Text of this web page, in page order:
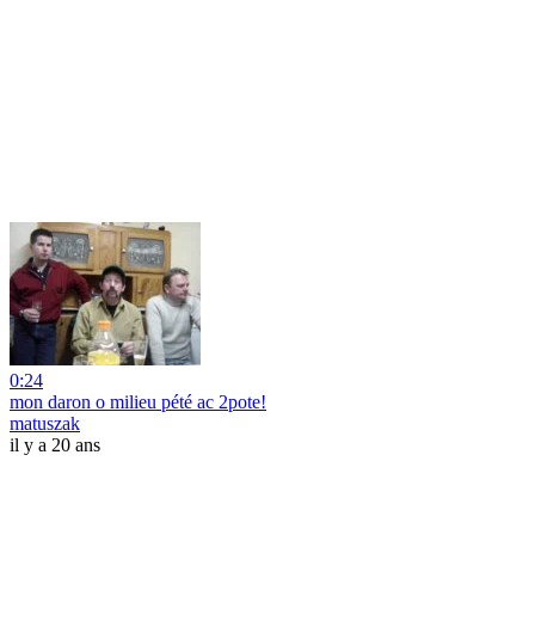
0:24
mon daron o milieu pété ac 2pote!
matuszak
il y a 20 ans